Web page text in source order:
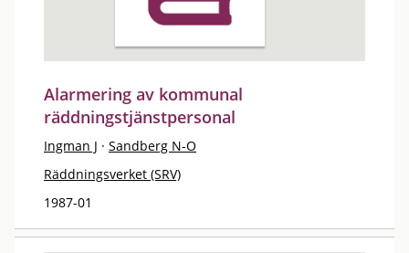
Alarmering av kommunal
räddningstjänstpersonal
Ingman J · Sandberg N-O
Räddningsverket (SRV)
1987-01